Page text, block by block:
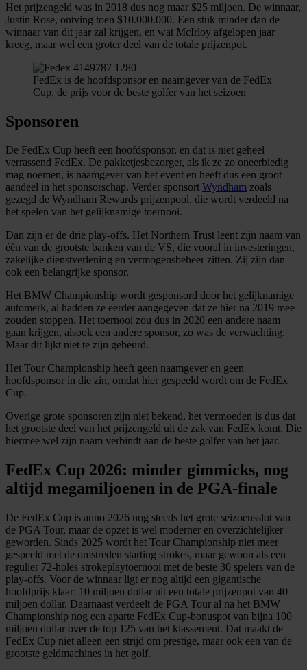
Het prijzengeld was in 2018 dus nog maar $25 miljoen. De winnaar,
Justin Rose, ontving toen $10.000.000. Een stuk minder dan de
winnaar van dit jaar zal krijgen, en wat McIrloy afgelopen jaar
kreeg, maar wel een groter deel van de totale prijzenpot.
FedEx is de hoofdsponsor en naamgever van de FedEx
Cup, de prijs voor de beste golfer van het seizoen
Sponsoren
De FedEx Cup heeft een hoofdsponsor, en dat is niet geheel
verrassend FedEx. De pakketjesbezorger, als ik ze zo oneerbiedig
mag noemen, is naamgever van het event en heeft dus een groot
aandeel in het sponsorschap. Verder sponsort Wyndham zoals
gezegd de Wyndham Rewards prijzenpool, die wordt verdeeld na
het spelen van het gelijknamige toernooi.
Dan zijn er de drie play-offs. Het Northern Trust leent zijn naam van
één van de grootste banken van de VS, die vooral in investeringen,
zakelijke dienstverlening en vermogensbeheer zitten. Zij zijn dan
ook een belangrijke sponsor.
Het BMW Championship wordt gesponsord door het gelijknamige
automerk, al hadden ze eerder aangegeven dat ze hier na 2019 mee
zouden stoppen. Het toernooi zou dus in 2020 een andere naam
gaan krijgen, alsook een andere sponsor, zo was de verwachting.
Maar dit lijkt niet te zijn gebeurd.
Het Tour Championship heeft geen naamgever en geen
hoofdsponsor in die zin, omdat hier gespeeld wordt om de FedEx
Cup.
Overige grote sponsoren zijn niet bekend, het vermoeden is dus dat
het grootste deel van het prijzengeld uit de zak van FedEx komt. Die
hiermee wel zijn naam verbindt aan de beste golfer van het jaar.
FedEx Cup 2026: minder gimmicks, nog
altijd megamiljoenen in de PGA-finale
De FedEx Cup is anno 2026 nog steeds het grote seizoensslot van
de PGA Tour, maar de opzet is wel moderner en overzichtelijker
geworden. Sinds 2025 wordt het Tour Championship niet meer
gespeeld met de omstreden starting strokes, maar gewoon als een
regulier 72-holes strokeplaytoernooi met de beste 30 spelers van de
play-offs. Voor de winnaar ligt er nog altijd een gigantische
hoofdprijs klaar: 10 miljoen dollar uit een totale prijzenpot van 40
miljoen dollar. Daarnaast verdeelt de PGA Tour al na het BMW
Championship nog een aparte FedEx Cup-bonuspot van bijna 100
miljoen dollar over de top 125 van het klassement. Dat maakt de
FedEx Cup niet alleen een strijd om prestige, maar ook een van de
grootste geldmachines in het golf.